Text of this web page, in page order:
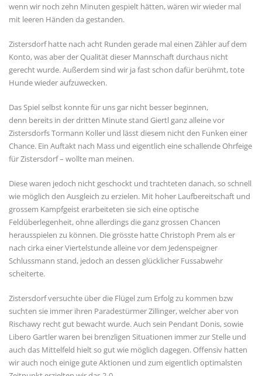
wenn wir noch zehn Minuten gespielt hätten, wären wir wieder mal
mit leeren Händen da gestanden.
Zistersdorf hatte nach acht Runden gerade mal einen Zähler auf dem
Konto, was aber der Qualität dieser Mannschaft durchaus nicht
gerecht wurde. Außerdem sind wir ja fast schon dafür berühmt, tote
Hunde wieder aufzuwecken.
Das Spiel selbst konnte für uns gar nicht besser beginnen,
denn bereits in der dritten Minute stand Giertl ganz alleine vor
Zistersdorfs Tormann Koller und lässt diesem nicht den Funken einer
Chance. Ein Auftakt nach Mass und eigentlich eine schallende Ohrfeige
für Zistersdorf – wollte man meinen.
Diese waren jedoch nicht geschockt und trachteten danach, so schnell
wie möglich den Ausgleich zu erzielen. Mit hoher Laufbereitschaft und
grossem Kampfgeist erarbeiteten sie sich eine optische
Feldüberlegenheit, ohne allerdings die ganz grossen Chancen
herausspielen zu können. Die grösste hatte Christoph Prem als er
nach cirka einer Viertelstunde alleine vor dem Jedenspeigner
Schlussmann stand, jedoch an dessen glücklicher Fussabwehr
scheiterte.
Zistersdorf versuchte über die Flügel zum Erfolg zu kommen bzw
suchten sie immer ihren Paradestürmer Zillinger, welcher aber von
Rischawy recht gut bewacht wurde. Auch sein Pendant Donis, sowie
Libero Gartler waren bei brenzligen Situationen immer zur Stelle und
auch das Mittelfeld hielt so gut wie möglich dagegen. Offensiv hatten
wir auch noch einige gute Aktionen und zum eigentlich optimalsten